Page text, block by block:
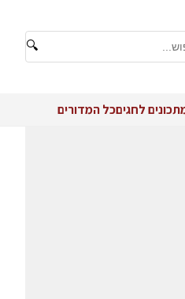
🔍
לחגיםכל המדורים